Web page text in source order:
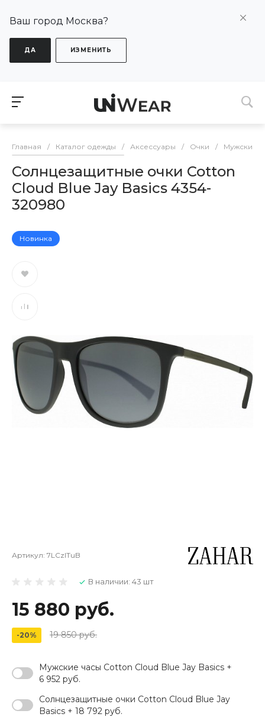
Ваш город Москва?
ДА ИЗМЕНИТЬ
Главная / Каталог одежды / Аксессуары / Очки / Мужские
Солнцезащитные очки Cotton
Cloud Blue Jay Basics 4354-
320980
Новинка
Артикул: 7LCzlTuB
В наличии: 43 шт
15 880 руб.
-20% 19 850 руб.
Мужские часы Cotton Cloud Blue Jay Basics +
6 952 руб.
Солнцезащитные очки Cotton Cloud Blue Jay
Basics + 18 792 руб.